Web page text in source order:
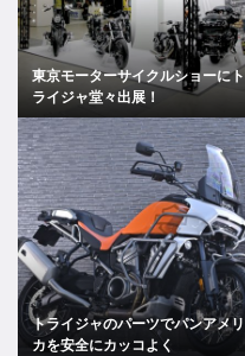
東京モーターサイクルショーにト
ライジャ堂々出展！
トライジャのパーツでパンアメリ
カを安全にカッコよく